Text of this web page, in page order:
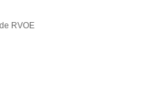
RVOE